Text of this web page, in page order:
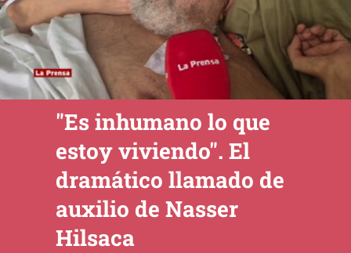
"Es inhumano lo que
estoy viviendo". El
dramático llamado de
auxilio de Nasser
Hilsaca